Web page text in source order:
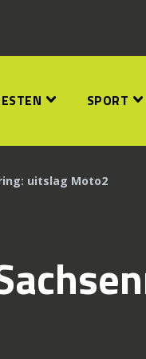
SPORT
uitslag Moto2